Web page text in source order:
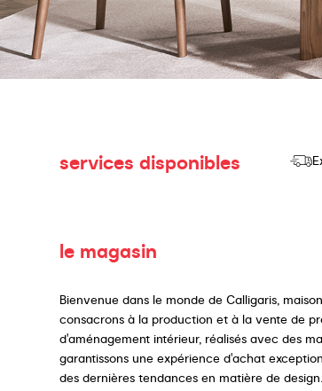
services disponibles
le magasin
Bienvenue dans le monde de Calligaris,
consacrons à la production et à la vente de
d'aménagement intérieur, réalisés avec des
garantissons une expérience d'achat
des dernières tendances en matière de